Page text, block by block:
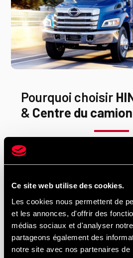
Ce site web utilise des cookies.
Les cookies nous permettent de
et les annonces, d'offrir des
médias sociaux et d'analyser
partageons également des
notre site avec nos partenaires
Pourquoi choisir
& Centre du camion
Deux concessions
Vente et location de camions
la série L pour le transport, la
opérations spécialisées
Entretien, inspection SAAQet
camions lourds de toutes
toit